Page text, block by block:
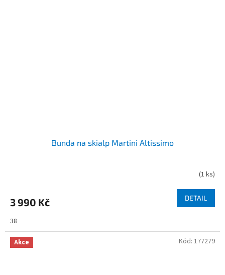
Bunda na skialp Martini Altissimo
(1 ks)
3 990 Kč DETAIL
38
Akce Kód: 177279